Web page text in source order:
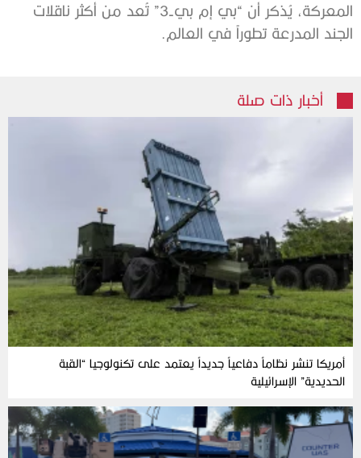
المعركة، يُذكر أن “بي إم بي-3” تُعد من أكثر ناقلات
الجند المدرعة تطوراً في العالم.
أخبار ذات صلة
أمريكا تنشر نظاماً دفاعياً جديداً يعتمد على تكنولوجيا “القبة
الحديدية” الإسرائيلية